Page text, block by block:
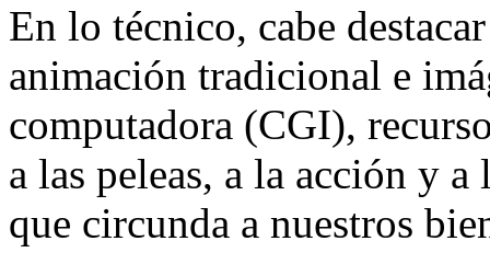
En lo técnico, cabe
animación tradicional e
computadora (CGI),
a las peleas, a la acción y
que circunda a nuestros